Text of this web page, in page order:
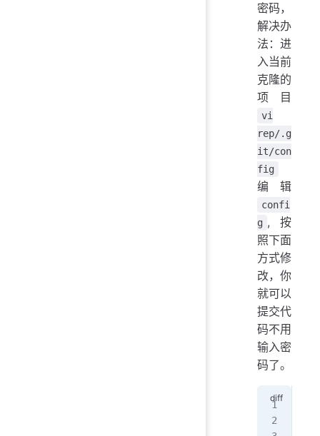
密码，
解决办
法：进
入当前
克隆的
项目
vi
rep/.g
it/con
fig
编辑
confi
g , 按
照下面
方式修
改，你
就可以
提交代
码不用
输入密
码了。